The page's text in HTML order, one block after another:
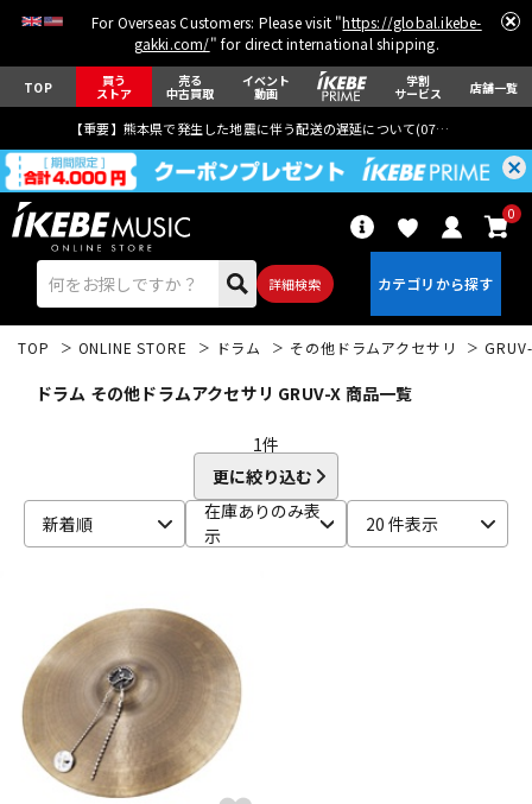
For Overseas Customers: Please visit "https://global.ikebe-
gakki.com/" for direct international shipping.
TOP 買う
ストア
売る
中古買取
イベント
動画
学割
サービス 店舗一覧
【重要】熊本県で発生した地震に伴う配送の遅延について(07月29日
詳細検索
0
ドラム
キーボード
TOP ONLINE STORE ドラム その他ドラムアクセサリ
ドラム その他ドラムアクセサリ GRUV-X 商品一覧
1件
更に絞り込む
新着順
在庫ありのみ表
示
20 件表示